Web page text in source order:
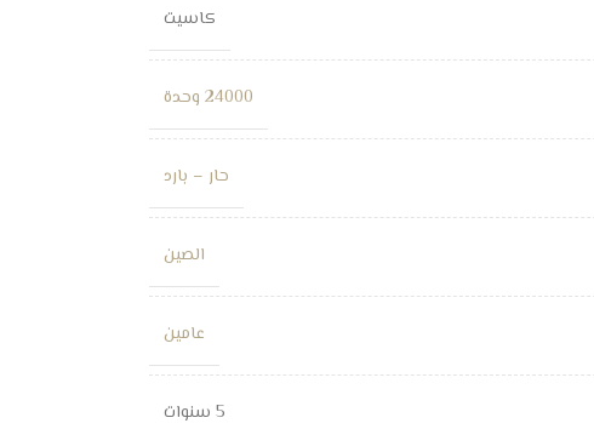
كاسيت
24000 وحدة
حار – بارد
الصين
عامين
5 سنوات